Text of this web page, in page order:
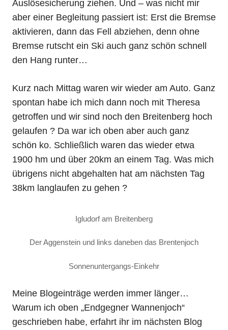
Auslösesicherung ziehen. Und – was nicht mir
aber einer Begleitung passiert ist: Erst die Bremse
aktivieren, dann das Fell abziehen, denn ohne
Bremse rutscht ein Ski auch ganz schön schnell
den Hang runter…
Kurz nach Mittag waren wir wieder am Auto. Ganz
spontan habe ich mich dann noch mit Theresa
getroffen und wir sind noch den Breitenberg hoch
gelaufen ? Da war ich oben aber auch ganz
schön ko. Schließlich waren das wieder etwa
1900 hm und über 20km an einem Tag. Was mich
übrigens nicht abgehalten hat am nächsten Tag
38km langlaufen zu gehen ?
Igludorf am Breitenberg
Der Aggenstein und links daneben das Brentenjoch
Sonnenuntergangs-Einkehr
Meine Blogeinträge werden immer länger…
Warum ich oben „Endgegner Wannenjoch“
geschrieben habe, erfahrt ihr im nächsten Blog